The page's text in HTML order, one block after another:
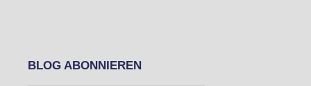
BLOG ABONNIEREN